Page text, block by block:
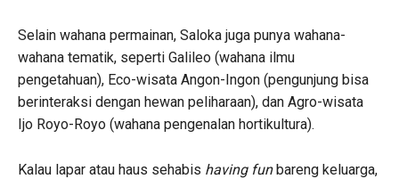
Selain wahana permainan, Saloka juga punya wahana-
wahana tematik, seperti Galileo (wahana ilmu
pengetahuan), Eco-wisata Angon-Ingon (pengunjung bisa
berinteraksi dengan hewan peliharaan), dan Agro-wisata
Ijo Royo-Royo (wahana pengenalan hortikultura).
Kalau lapar atau haus sehabis having funbareng keluarga,